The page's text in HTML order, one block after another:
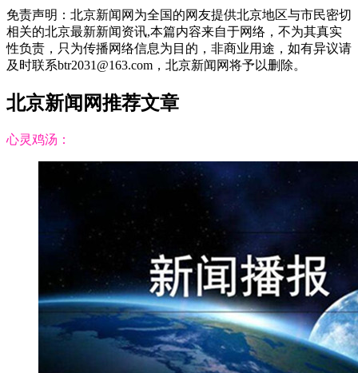
免责声明：北京新闻网为全国的网友提供北京地区与市民密切
相关的北京最新新闻资讯,本篇内容来自于网络，不为其真实
性负责，只为传播网络信息为目的，非商业用途，如有异议请
及时联系btr2031@163.com，北京新闻网将予以删除。
北京新闻网推荐文章
心灵鸡汤：